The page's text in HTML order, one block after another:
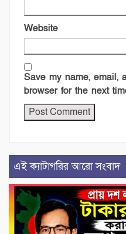
Website
Save my name, email,
browser for the next
এই ক্যাটাগরির আরো সংবাদ